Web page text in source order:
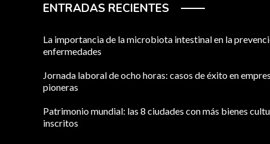
ENTRADAS RECIENTES
La importancia de la microbiota intestinal en la
enfermedades
Jornada laboral de ocho horas: casos de éxito en
pioneras
Patrimonio mundial: las 8 ciudades con más bienes
inscritos